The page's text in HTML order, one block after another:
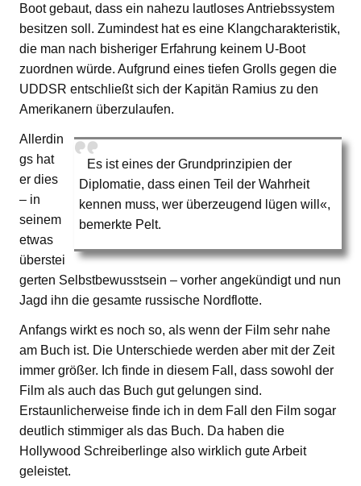
Boot gebaut, dass ein nahezu lautloses Antriebssystem
besitzen soll. Zumindest hat es eine Klangcharakteristik,
die man nach bisheriger Erfahrung keinem U-Boot
zuordnen würde. Aufgrund eines tiefen Grolls gegen die
UDDSR entschließt sich der Kapitän Ramius zu den
Amerikanern überzulaufen.
Es ist eines der Grundprinzipien der
Diplomatie, dass einen Teil der Wahrheit
kennen muss, wer überzeugend lügen will«,
bemerkte Pelt.
Allerdin
gs hat
er dies
– in
seinem
etwas
überstei
gerten Selbstbewusstsein – vorher angekündigt und nun
Jagd ihn die gesamte russische Nordflotte.
Anfangs wirkt es noch so, als wenn der Film sehr nahe
am Buch ist. Die Unterschiede werden aber mit der Zeit
immer größer. Ich finde in diesem Fall, dass sowohl der
Film als auch das Buch gut gelungen sind.
Erstaunlicherweise finde ich in dem Fall den Film sogar
deutlich stimmiger als das Buch. Da haben die
Hollywood Schreiberlinge also wirklich gute Arbeit
geleistet.